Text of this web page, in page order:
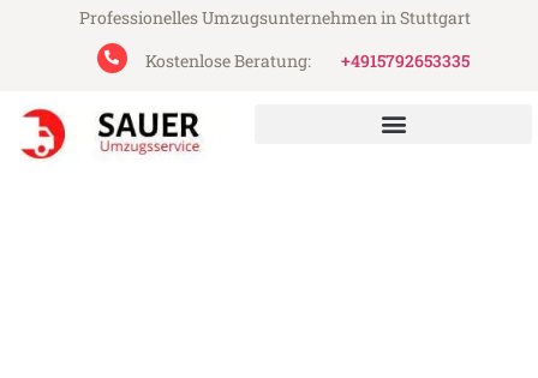
Professionelles Umzugsunternehmen in Stuttgart
Kostenlose Beratung:
+4915792653335